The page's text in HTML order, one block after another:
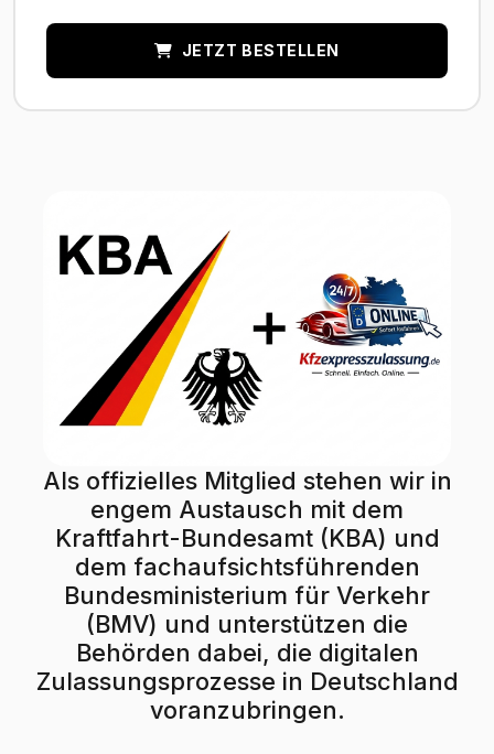
JETZT BESTELLEN
Als offizielles Mitglied stehen wir in
engem Austausch mit dem
Kraftfahrt-Bundesamt (KBA) und
dem fachaufsichtsführenden
Bundesministerium für Verkehr
(BMV) und unterstützen die
Behörden dabei, die digitalen
Zulassungsprozesse in Deutschland
voranzubringen.